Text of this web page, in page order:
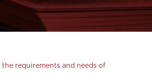
requirements and needs of